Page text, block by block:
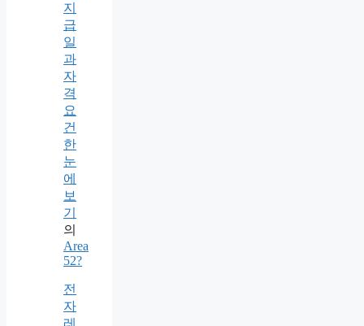
지
급
일
과
자
격
요
건
한
눈
에
보
기
의
Area
52?
전
자